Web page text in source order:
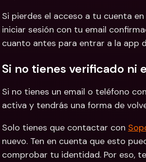
Si pierdes el acceso a tu cuenta
iniciar sesión con tu email
cuanto antes para entrar a la app
Si no tienes verificado ni
Si no tienes un email o teléfono
activa y tendrás una forma de
Solo tienes que contactar con
nuevo. Ten en cuenta que esto
comprobar tu identidad. Por eso,